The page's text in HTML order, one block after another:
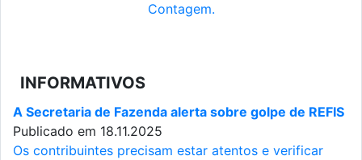
Contagem.
INFORMATIVOS
A Secretaria de Fazenda alerta sobre golpe de REFIS
Publicado em 18.11.2025
Os contribuintes precisam estar atentos e verificar